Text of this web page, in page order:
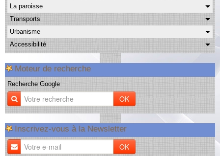
La paroisse
Transports
Urbanisme
Accessibilité
Moteur de recherche
Recherche Google
OK
Inscrivez-vous à la Newsletter
OK